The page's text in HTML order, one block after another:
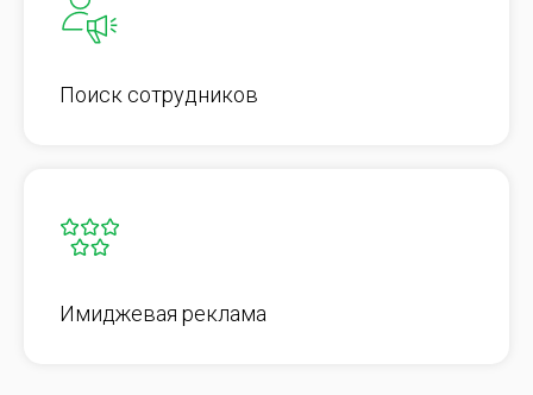
Поиск сотрудников
Имиджевая реклама